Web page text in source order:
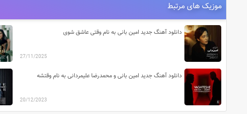
موزیک های مرتبط
دانلود آهنگ جدید امین بانی به نام وقتی عاشق شوی
27/11/2025
دانلود آهنگ جدید امین بانی و محمدرضا علیمردانی به نام وقتشه
20/12/2023